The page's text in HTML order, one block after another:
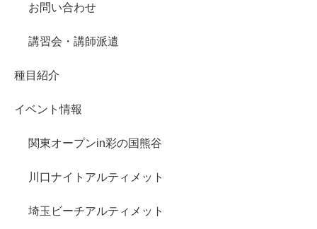
お問い合わせ
講習会・講師派遣
種目紹介
イベント情報
関東オープンin彩の国熊谷
川口ナイトアルティメット
埼玉ビーチアルティメット